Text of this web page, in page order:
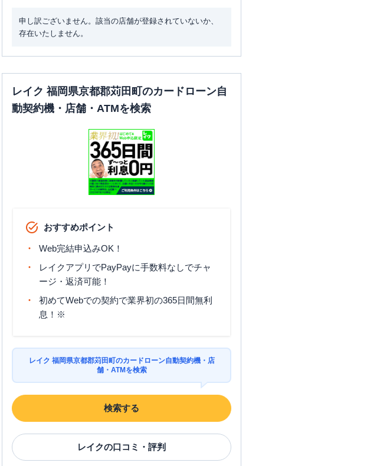
申し訳ございません。該当の店舗が登録されていないか、
存在いたしません。
レイク 福岡県京都郡苅田町のカードローン自
動契約機・店舗・ATMを検索
おすすめポイント
Web完結申込みOK！
レイクアプリでPayPayに手数料なしでチャ
ージ・返済可能！
初めてWebでの契約で業界初の365日間無利
息！※
レイク 福岡県京都郡苅田町のカードローン自動契約機・店
舗・ATMを検索
検索する
レイクの口コミ・評判